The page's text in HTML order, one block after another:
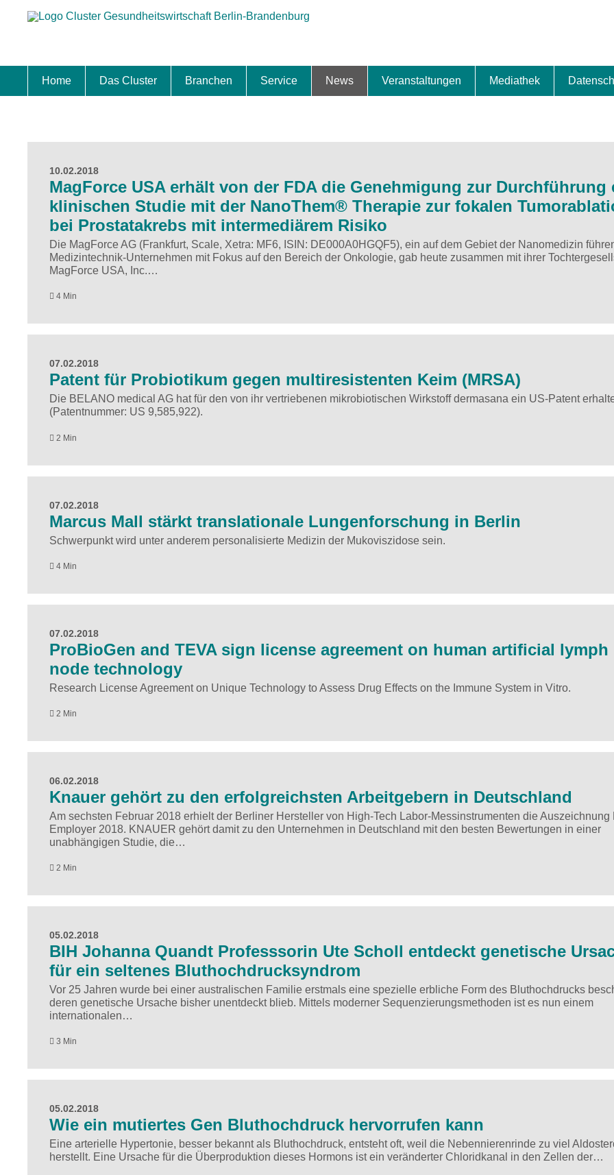
Home Das Cluster Branchen Service News Veranstaltungen Mediathek
10.02.2018
MagForce USA erhält von der FDA die Genehmigung zur Durchführung
klinischen Studie mit der NanoThem® Therapie zur fokalen
bei Prostatakrebs mit intermediärem Risiko
Die MagForce AG (Frankfurt, Scale, Xetra: MF6, ISIN: DE000A0HGQF5), ein auf dem Gebiet der Nanomedizin
Medizintechnik-Unternehmen mit Fokus auf den Bereich der Onkologie, gab heute zusammen mit ihrer
MagForce USA, Inc.…
4 Min
07.02.2018
Patent für Probiotikum gegen multiresistenten Keim (MRSA)
Die BELANO medical AG hat für den von ihr vertriebenen mikrobiotischen Wirkstoff dermasana ein US-Patent
(Patentnummer: US 9,585,922).
2 Min
07.02.2018
Marcus Mall stärkt translationale Lungenforschung in Berlin
Schwerpunkt wird unter anderem personalisierte Medizin der Mukoviszidose sein.
4 Min
07.02.2018
ProBioGen and TEVA sign license agreement on human artificial lymph
node technology
Research License Agreement on Unique Technology to Assess Drug Effects on the Immune System in Vitro.
2 Min
06.02.2018
Knauer gehört zu den erfolgreichsten Arbeitgebern in Deutschland
Am sechsten Februar 2018 erhielt der Berliner Hersteller von High-Tech Labor-Messinstrumenten die Auszeichnung
Employer 2018. KNAUER gehört damit zu den Unternehmen in Deutschland mit den besten Bewertungen in einer
unabhängigen Studie, die…
2 Min
05.02.2018
BIH Johanna Quandt Professsorin Ute Scholl entdeckt genetische
für ein seltenes Bluthochdrucksyndrom
Vor 25 Jahren wurde bei einer australischen Familie erstmals eine spezielle erbliche Form des Bluthochdrucks
deren genetische Ursache bisher unentdeckt blieb. Mittels moderner Sequenzierungsmethoden ist es nun einem
internationalen…
3 Min
05.02.2018
Wie ein mutiertes Gen Bluthochdruck hervorrufen kann
Eine arterielle Hypertonie, besser bekannt als Bluthochdruck, entsteht oft, weil die Nebennierenrinde zu viel
herstellt. Eine Ursache für die Überproduktion dieses Hormons ist ein veränderter Chloridkanal in den Zellen der…